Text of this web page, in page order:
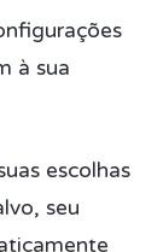
à sua
escolhas
seu